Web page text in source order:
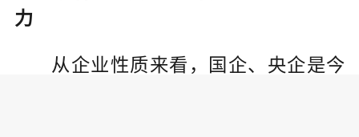
力
从企业性质来看，国企、央企是今